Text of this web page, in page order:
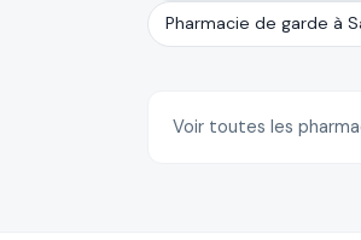
Pharmacie de garde à
Voir toutes les